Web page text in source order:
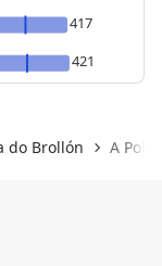
417
421
do Brollón A